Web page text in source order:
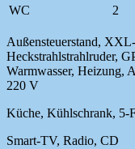
WC
2
Außensteuerstand,
Heckstrahlstrahlruder,
Warmwasser, Heizung,
220 V
Küche, Kühlschrank, 5-
Smart-TV, Radio, CD